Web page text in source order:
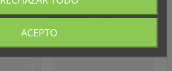
CHAMPU
INSECTOS 250ML
ACEPTO